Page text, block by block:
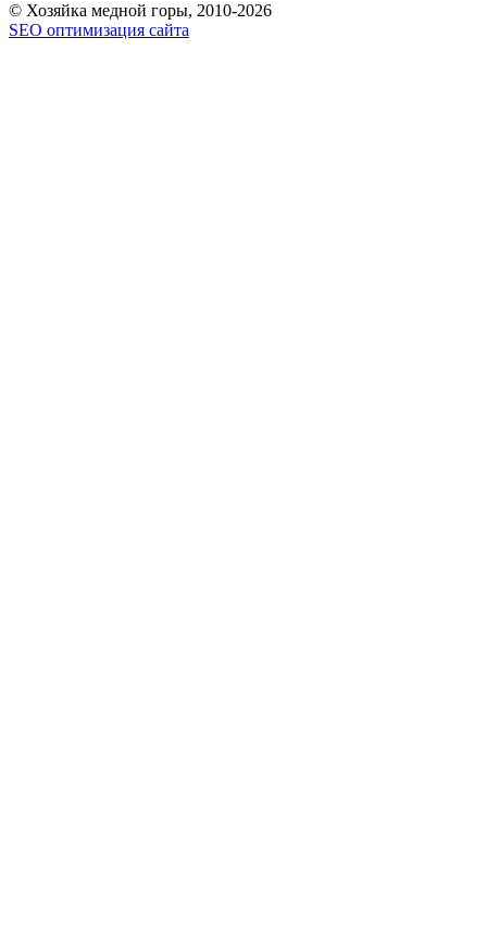
© Хозяйка медной горы, 2010-2026
SEO оптимизация сайта